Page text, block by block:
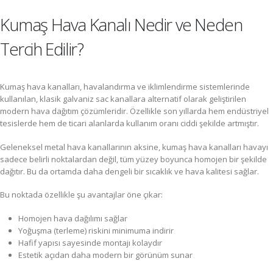
Kumaş Hava Kanalı Nedir ve Neden
Tercih Edilir?
Kumaş hava kanalları, havalandırma ve iklimlendirme sistemlerinde
kullanılan, klasik galvaniz sac kanallara alternatif olarak geliştirilen
modern hava dağıtım çözümleridir. Özellikle son yıllarda hem endüstriyel
tesislerde hem de ticari alanlarda kullanım oranı ciddi şekilde artmıştır.
Geleneksel metal hava kanallarının aksine, kumaş hava kanalları havayı
sadece belirli noktalardan değil, tüm yüzey boyunca homojen bir şekilde
dağıtır. Bu da ortamda daha dengeli bir sıcaklık ve hava kalitesi sağlar.
Bu noktada özellikle şu avantajlar öne çıkar:
Homojen hava dağılımı sağlar
Yoğuşma (terleme) riskini minimuma indirir
Hafif yapısı sayesinde montajı kolaydır
Estetik açıdan daha modern bir görünüm sunar